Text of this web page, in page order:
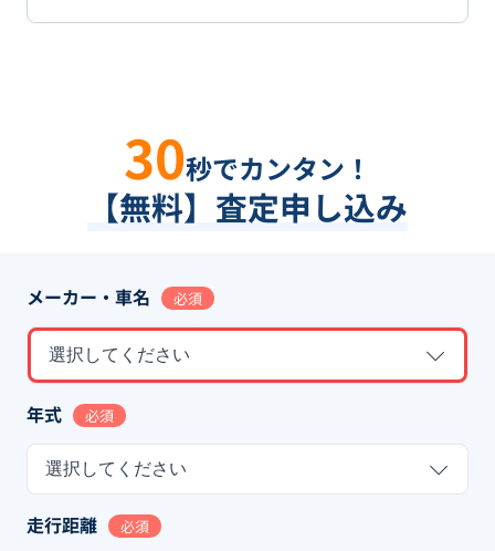
30秒でカンタン！
【無料】査定申し込み
メーカー・車名 必須
選択してください
年式 必須
選択してください
走行距離 必須